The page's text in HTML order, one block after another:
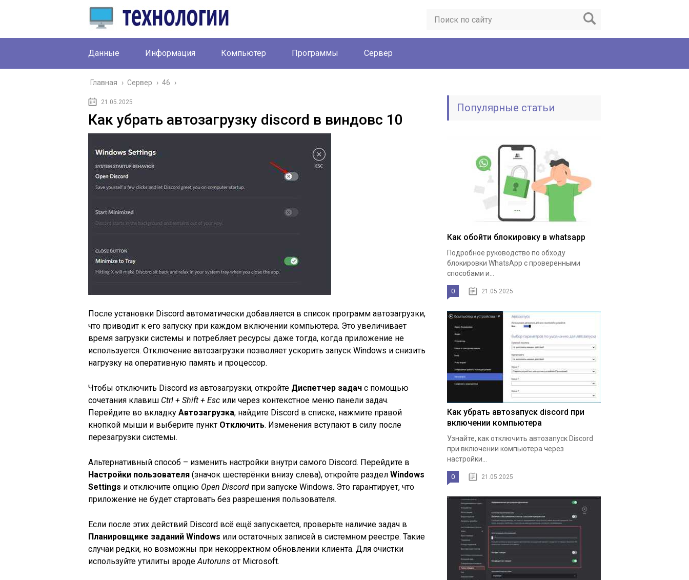
Данные Информация Компьютер Программы Сервер
Главная › Сервер › 46 ›
21.05.2025
Как убрать автозагрузку discord в виндовс 10
После установки Discord автоматически добавляется в список программ автозагрузки,
что приводит к его запуску при каждом включении компьютера. Это увеличивает
время загрузки системы и потребляет ресурсы даже тогда, когда приложение не
используется. Отключение автозагрузки позволяет ускорить запуск Windows и снизить
нагрузку на оперативную память и процессор.
Чтобы отключить Discord из автозагрузки, откройте Диспетчер задач с помощью
сочетания клавиш Ctrl + Shift + Esc или через контекстное меню панели задач.
Перейдите во вкладку Автозагрузка, найдите Discord в списке, нажмите правой
кнопкой мыши и выберите пункт Отключить. Изменения вступают в силу после
перезагрузки системы.
Альтернативный способ – изменить настройки внутри самого Discord. Перейдите в
Настройки пользователя (значок шестерёнки внизу слева), откройте раздел Windows
Settings и отключите опцию Open Discord при запуске Windows. Это гарантирует, что
приложение не будет стартовать без разрешения пользователя.
Если после этих действий Discord всё ещё запускается, проверьте наличие задач в
Планировщике заданий Windows или остаточных записей в системном реестре. Такие
случаи редки, но возможны при некорректном обновлении клиента. Для очистки
используйте утилиты вродеAutoruns от Microsoft.
Популярные статьи
Как обойти блокировку в whatsapp
Подробное руководство по обходу
блокировки WhatsApp с проверенными
способами и...
0 21.05.2025
Как убрать автозапуск discord при
включении компьютера
Узнайте, как отключить автозапуск Discord
при включении компьютера через
настройки...
0 21.05.2025